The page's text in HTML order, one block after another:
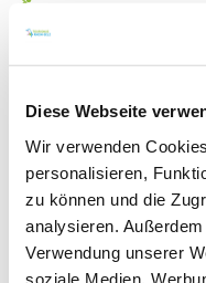
Diese Webseite
Wir verwenden
personalisieren,
zu können und die
analysieren.
Verwendung unserer
soziale Medien,
Delikatessen Ideen
Weingut und
Fred Oswald
Alsheimer Straße
Tel: (0049) 6249